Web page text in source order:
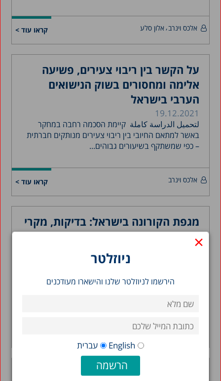
×
ניוזלטר
הירשמו לניוזלטר שלנו והישארו מעודכנים
English עברית
קראו עוד > אלכס וינרב אלון סלע
על הקשר בין ריבוי צעירים, פשיעה
אלימה ומחסורים בשוק הנישואים
הערבי בישראל
19.12.2021
لتحميل الدراسة كاملة קיימת הסכמה רחבה במחקר
באשר למתאם החיובי בין ריבוי צעירים מנותקים חברתית
– כפי שמשתקף בשיעורים גבוהים...
קראו עוד > אלכס וינרב
מגפת הקורונה בישראל: בדיקות, מקרי
הדבקה מאומתים ואשפוזים לפי יישוב
ומגזר
מהאוכלוסייה בישראל – 1.3 מיליון איש – ומהם נפטרו
אלכס וינרב
מביאים את מחוז הדרום אל מרכז הדיון